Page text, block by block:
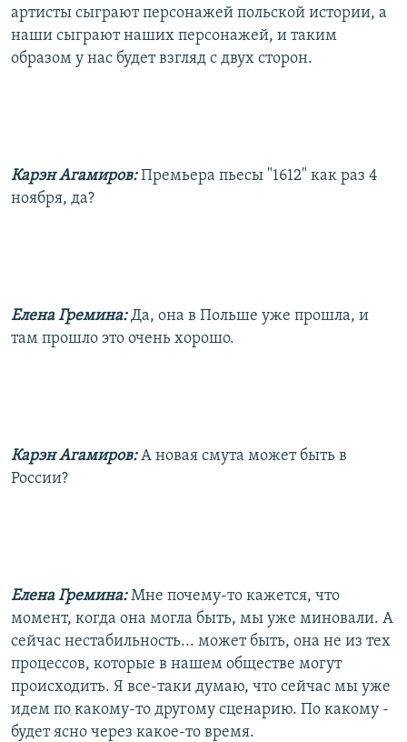
артисты сыграют персонажей польской истории, а
наши сыграют наших персонажей, и таким
образом у нас будет взгляд с двух сторон.
Карэн Агамиров: Премьера пьесы "1612" как раз 4
ноября, да?
Елена Гремина: Да, она в Польше уже прошла, и
там прошло это очень хорошо.
Карэн Агамиров: А новая смута может быть в
России?
Елена Гремина: Мне почему-то кажется, что
момент, когда она могла быть, мы уже миновали. А
сейчас нестабильность... может быть, она не из тех
процессов, которые в нашем обществе могут
происходить. Я все-таки думаю, что сейчас мы уже
идем по какому-то другому сценарию. По какому -
будет ясно через какое-то время.